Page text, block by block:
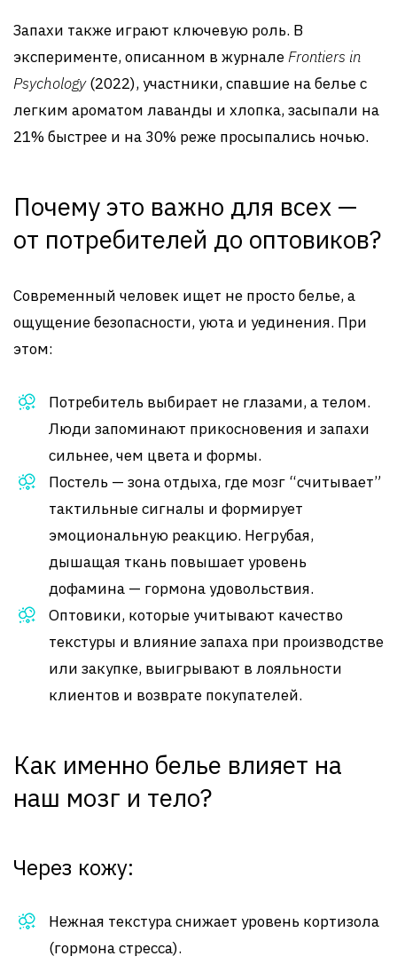
Запахи также играют ключевую роль. В
эксперименте, описанном в журналеFrontiers in
Psychology(2022), участники, спавшие на белье с
легким ароматом лаванды и хлопка, засыпали на
21% быстрее и на 30% реже просыпались ночью.
Почему это важно для всех —
от потребителей до оптовиков?
Современный человек ищет не просто белье, а
ощущение безопасности, уюта и уединения. При
этом:
Потребитель выбирает не глазами, а телом.
Люди запоминают прикосновения и запахи
сильнее, чем цвета и формы.
Постель — зона отдыха, где мозг “считывает”
тактильные сигналы и формирует
эмоциональную реакцию. Негрубая,
дышащая ткань повышает уровень
дофамина — гормона удовольствия.
Оптовики, которые учитывают качество
текстуры и влияние запаха при производстве
или закупке, выигрывают в лояльности
клиентов и возврате покупателей.
Как именно белье влияет на
наш мозг и тело?
Через кожу:
Нежная текстура снижает уровень кортизола
(гормона стресса).